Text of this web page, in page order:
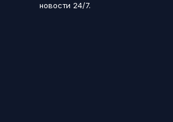
новости 24/7.